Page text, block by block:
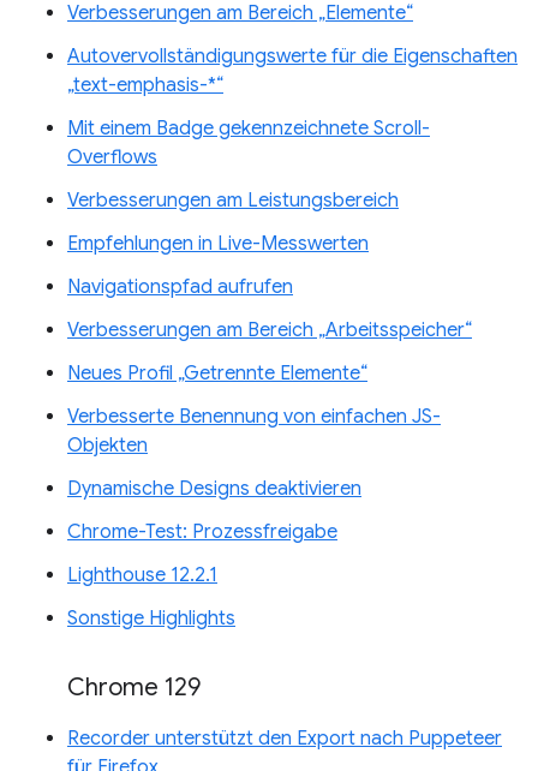
Verbesserungen am Bereich „Elemente“
Autovervollständigungswerte für die Eigenschaften
„text-emphasis-*“
Mit einem Badge gekennzeichnete Scroll-
Overflows
Verbesserungen am Leistungsbereich
Empfehlungen in Live-Messwerten
Navigationspfad aufrufen
Verbesserungen am Bereich „Arbeitsspeicher“
Neues Profil „Getrennte Elemente“
Verbesserte Benennung von einfachen JS-
Objekten
Dynamische Designs deaktivieren
Chrome-Test: Prozessfreigabe
Lighthouse 12.2.1
Sonstige Highlights
Chrome 129
Recorder unterstützt den Export nach Puppeteer